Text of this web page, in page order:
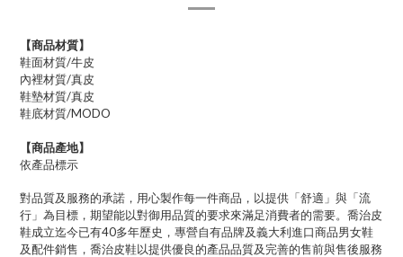
【商品材質】
鞋面材質/牛皮
內裡材質/真皮
鞋墊材質/真皮
鞋底材質/MODO
【商品產地】
依產品標示
對品質及服務的承諾，用心製作每一件商品，以提供「舒適」與「流
行」為目標，期望能以對御用品質的要求來滿足消費者的需要。喬治皮
鞋成立迄今已有40多年歷史，專營自有品牌及義大利進口商品男女鞋
及配件銷售，喬治皮鞋以提供優良的產品品質及完善的售前與售後服務